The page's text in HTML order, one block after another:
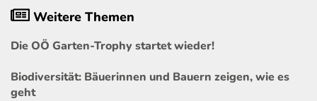
Weitere Themen
Die OÖ Garten-Trophy startet wieder!
Biodiversität: Bäuerinnen und Bauern zeigen, wie es
geht